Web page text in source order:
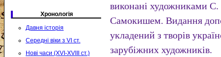
Хронологія
Давня історія
Середні віки з VI ст.
Нові часи (XVI-XVIII ст.)
виконані художниками
Самокишем. Видання
укладений з творів
зарубіжних художників.